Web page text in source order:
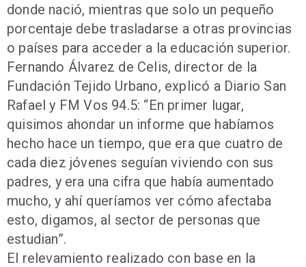
donde nació, mientras que solo un pequeño
porcentaje debe trasladarse a otras provincias
o países para acceder a la educación superior.
Fernando Álvarez de Celis, director de la
Fundación Tejido Urbano, explicó a Diario San
Rafael y FM Vos 94.5: “En primer lugar,
quisimos ahondar un informe que habíamos
hecho hace un tiempo, que era que cuatro de
cada diez jóvenes seguían viviendo con sus
padres, y era una cifra que había aumentado
mucho, y ahí queríamos ver cómo afectaba
esto, digamos, al sector de personas que
estudian”.
El relevamiento realizado con base en la